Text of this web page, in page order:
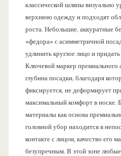
классической шляпы визуально
верхнюю одежду и подходят
роста. Небольшие, аккуратные
«федора» с асимметричной
удлинить круглое лицо и
Ключевой маркер премиального
глубина посадки, благодаря
фиксируется, не деформирует
максимальный комфорт в носке.
материалы как основа
головной убор находится в
контакте с лицом, качество его
безупречным. В этой зоне любые